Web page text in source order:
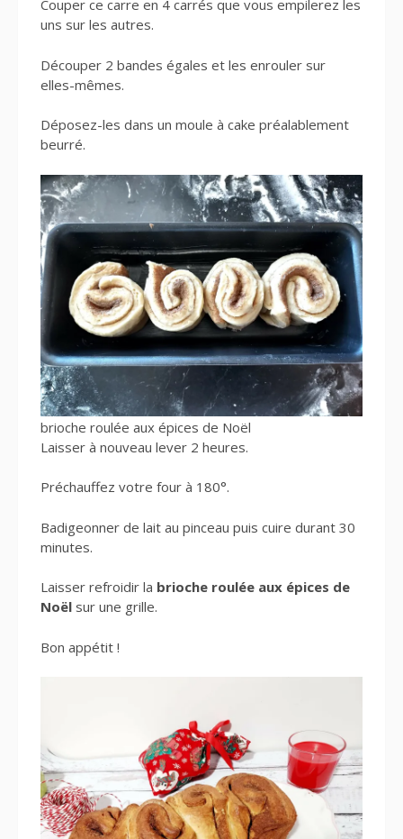
Couper ce carre en 4 carrés que vous empilerez les
uns sur les autres.
Découper 2 bandes égales et les enrouler sur
elles-mêmes.
Déposez-les dans un moule à cake préalablement
beurré.
brioche roulée aux épices de Noël
Laisser à nouveau lever 2 heures.
Préchauffez votre four à 180°.
Badigeonner de lait au pinceau puis cuire durant 30
minutes.
Laisser refroidir la brioche roulée aux épices de
Noël sur une grille.
Bon appétit !